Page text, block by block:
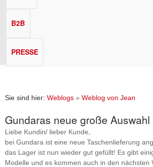
B2B
PRESSE
Sie sind hier: Weblogs » Weblog von Jean
Gundaras neue große
Liebe Kundin/ lieber Kunde,
bei Gundara ist eine neue Taschenlieferung
das Lager ist nun wieder gut gefüllt! Es gibt
Modelle und es kommen auch in den nächsten